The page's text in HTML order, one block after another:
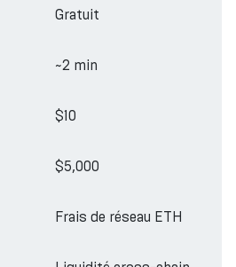
Gratuit
~2 min
$10
$5,000
Frais de réseau ETH